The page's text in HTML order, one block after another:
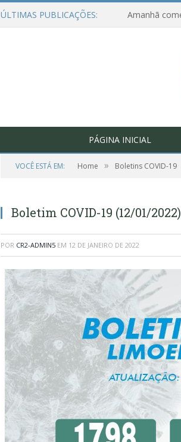
ÚLTIMAS PUBLICAÇÕES:
PÁGINA INICIAL
VOCÊ ESTÁ EM: Home » Boletins COVID-19
Boletim COVID-19 (12/01/2022)
POR CR2-ADMIN5 EM 12 DE JANEIRO DE 2022